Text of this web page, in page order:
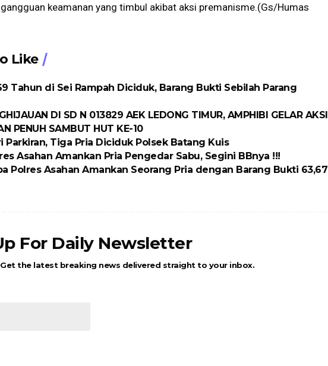
keamanan yang timbul akibat aksi premanisme.(Gs/Humas
Like
Tahun di Sei Rampah Diciduk, Barang Bukti Sebilah Parang
DI SD N 013829 AEK LEDONG TIMUR, AMPHIBI GELAR AKSI
PENUH SAMBUT HUT KE-10
Parkiran, Tiga Pria Diciduk Polsek Batang Kuis
Asahan Amankan Pria Pengedar Sabu, Segini BBnya !!!
Polres Asahan Amankan Seorang Pria dengan Barang Bukti 63,67
For Daily Newsletter
Get the latest breaking news delivered straight to your inbox.